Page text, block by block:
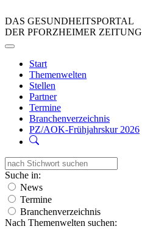
DAS GESUNDHEITSPORTAL
DER PFORZHEIMER ZEITUNG
Start
Themenwelten
Stellen
Partner
Termine
Branchenverzeichnis
PZ/AOK-Frühjahrskur 2026
Suche in:
News
Termine
Branchenverzeichnis
Nach Themenwelten suchen: